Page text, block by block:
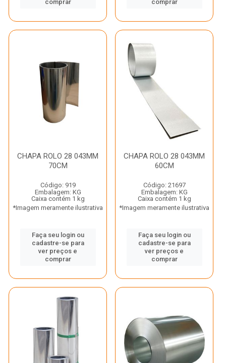
comprar
comprar
CHAPA ROLO 28 043MM
70CM
Código: 919
Embalagem: KG
Caixa contém 1 kg
*Imagem meramente ilustrativa
Faça seu login ou
cadastre-se para
ver preços e
comprar
CHAPA ROLO 28 043MM
60CM
Código: 21697
Embalagem: KG
Caixa contém 1 kg
*Imagem meramente ilustrativa
Faça seu login ou
cadastre-se para
ver preços e
comprar